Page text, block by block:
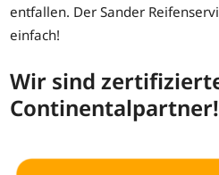
entfallen. Der Sander
einfach!
Wir sind
Continentalpartner!